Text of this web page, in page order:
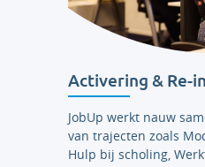
Activering & Re-
JobUp werkt nauw
van trajecten zoals
Hulp bij scholing,